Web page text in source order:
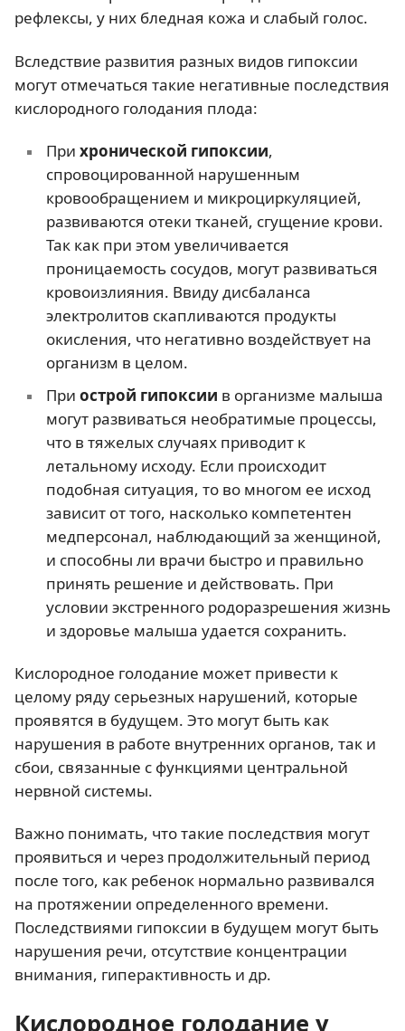
рефлексы, у них бледная кожа и слабый голос.
Вследствие развития разных видов гипоксии
могут отмечаться такие негативные последствия
кислородного голодания плода:
При хронической гипоксии,
спровоцированной нарушенным
кровообращением и микроциркуляцией,
развиваются отеки тканей, сгущение крови.
Так как при этом увеличивается
проницаемость сосудов, могут развиваться
кровоизлияния. Ввиду дисбаланса
электролитов скапливаются продукты
окисления, что негативно воздействует на
организм в целом.
При острой гипоксии в организме малыша
могут развиваться необратимые процессы,
что в тяжелых случаях приводит к
летальному исходу. Если происходит
подобная ситуация, то во многом ее исход
зависит от того, насколько компетентен
медперсонал, наблюдающий за женщиной,
и способны ли врачи быстро и правильно
принять решение и действовать. При
условии экстренного родоразрешения жизнь
и здоровье малыша удается сохранить.
Кислородное голодание может привести к
целому ряду серьезных нарушений, которые
проявятся в будущем. Это могут быть как
нарушения в работе внутренних органов, так и
сбои, связанные с функциями центральной
нервной системы.
Важно понимать, что такие последствия могут
проявиться и через продолжительный период
после того, как ребенок нормально развивался
на протяжении определенного времени.
Последствиями гипоксии в будущем могут быть
нарушения речи, отсутствие концентрации
внимания, гиперактивность и др.
Кислородное голодание у